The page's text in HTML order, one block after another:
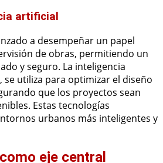
artificial
a desempeñar un papel
de obras, permitiendo un
y seguro. La inteligencia
utiliza para optimizar el diseño
que los proyectos sean
Estas tecnologías
urbanos más inteligentes y
eje central